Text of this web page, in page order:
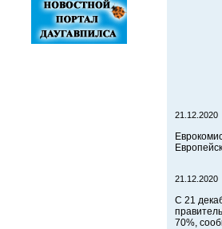
21.12.2020
21.12.2020
С 21
70%,